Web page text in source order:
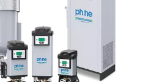
jäähdytysjärjestelmää
°C:n / 40 °F:n lämpötilaan.
kosteus tiivistyy ja voidaan
jos toimintalämpötila on alle 40
kondensaation ehkäisy.